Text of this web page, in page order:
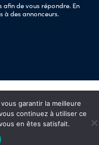
afin de vous répondre. En
à des annonceurs.
garantir la meilleure
continuez à utiliser ce
en êtes satisfait.